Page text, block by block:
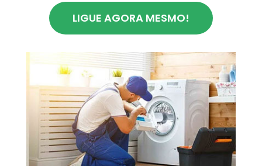
LIGUE AGORA MESMO!